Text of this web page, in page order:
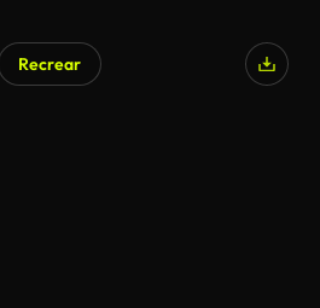
Recrear